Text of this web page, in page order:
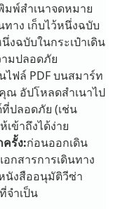
มพ์สำเนาจดหมาย
าง เก็บไว้หนึ่งฉบับ
งฉบับในกระเป๋าเดิน
ามปลอดภัย
ไฟล์ PDF บนสมาร์ท
ณ อัปโหลดสำเนาไป
ปลอดภัย (เช่น
เข้าถึงได้ง่าย
ครั้ง:ก่อนออกเดิน
กสารการเดินทาง
นังสืออนุมัติวีซ่า
จำเป็น